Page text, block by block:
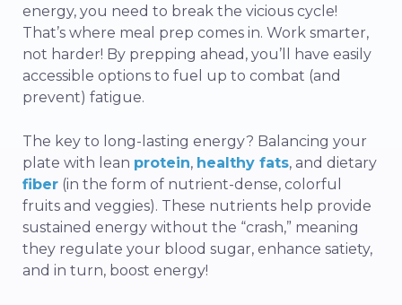
energy, you need to break the vicious cycle!
That’s where meal prep comes in. Work smarter,
not harder! By prepping ahead, you’ll have easily
accessible options to fuel up to combat (and
prevent) fatigue.
The key to long-lasting energy? Balancing your
plate with lean protein, healthy fats, and dietary
fiber (in the form of nutrient-dense, colorful
fruits and veggies). These nutrients help provide
sustained energy without the “crash,” meaning
they regulate your blood sugar, enhance satiety,
and in turn, boost energy!